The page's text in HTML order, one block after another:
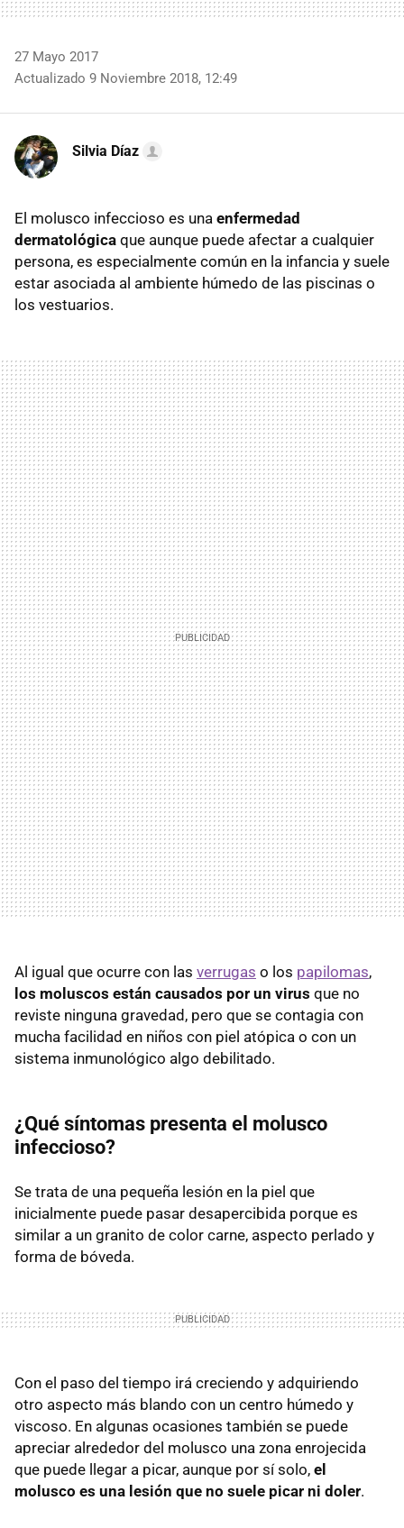
27 Mayo 2017
Actualizado 9 Noviembre 2018, 12:49
Silvia Díaz
El molusco infeccioso es una enfermedad
dermatológica que aunque puede afectar a cualquier
persona, es especialmente común en la infancia y suele
estar asociada al ambiente húmedo de las piscinas o
los vestuarios.
Al igual que ocurre con las verrugas o los papilomas,
los moluscos están causados por un virus que no
reviste ninguna gravedad, pero que se contagia con
mucha facilidad en niños con piel atópica o con un
sistema inmunológico algo debilitado.
¿Qué síntomas presenta el molusco
infeccioso?
Se trata de una pequeña lesión en la piel que
inicialmente puede pasar desapercibida porque es
similar a un granito de color carne, aspecto perlado y
forma de bóveda.
Con el paso del tiempo irá creciendo y adquiriendo
otro aspecto más blando con un centro húmedo y
viscoso. En algunas ocasiones también se puede
apreciar alrededor del molusco una zona enrojecida
que puede llegar a picar, aunque por sí solo, el
molusco es una lesión que no suele picar ni doler.